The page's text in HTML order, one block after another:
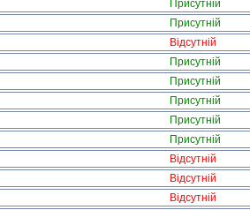
Присутній
Присутній
Відсутній
Присутній
Присутній
Присутній
Присутній
Присутній
Відсутній
Відсутній
Відсутній